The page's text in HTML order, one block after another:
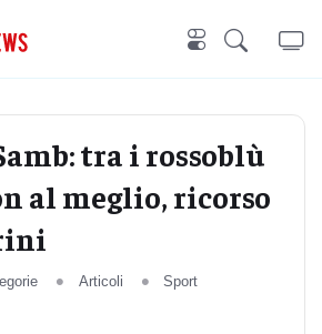
tra i rossoblù
al meglio, ricorso
Articoli
Sport